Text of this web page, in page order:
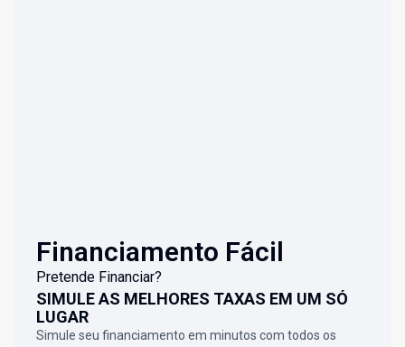
Financiamento Fácil
Pretende Financiar?
SIMULE AS MELHORES TAXAS EM UM SÓ
LUGAR
Simule seu financiamento em minutos com todos os